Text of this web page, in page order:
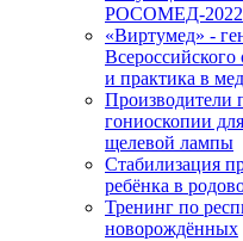
РОСОМЕД-2022
«Виртумед» -
Всероссийского
и практика в
Производители
гониоскопии
щелевой лампы
Стабилизация
ребёнка в
Тренинг по
новорождённых